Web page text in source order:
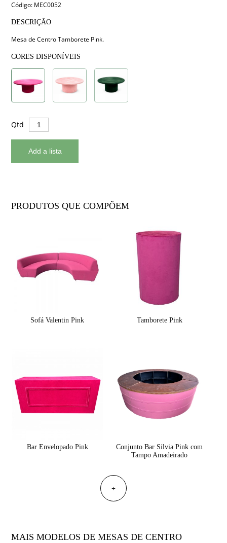
Código: MEC0052
DESCRIÇÃO
Mesa de Centro Tamborete Pink.
CORES DISPONÍVEIS
Qtd
PRODUTOS QUE COMPÕEM
Sofá Valentin Pink Tamborete Pink
Bar Envelopado Pink
Conjunto Bar Silvia Pink com
Tampo Amadeirado
+
MAIS MODELOS DE MESAS DE CENTRO